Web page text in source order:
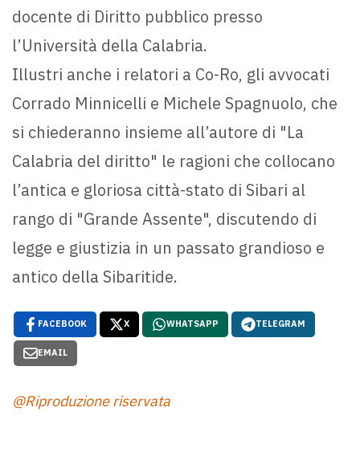
docente di Diritto pubblico presso
l’Università della Calabria.
Illustri anche i relatori a Co-Ro, gli avvocati
Corrado Minnicelli e Michele Spagnuolo, che
si chiederanno insieme all’autore di "La
Calabria del diritto" le ragioni che collocano
l’antica e gloriosa città-stato di Sibari al
rango di "Grande Assente", discutendo di
legge e giustizia in un passato grandioso e
antico della Sibaritide.
FACEBOOK X WHATSAPP TELEGRAM
EMAIL
@Riproduzione riservata